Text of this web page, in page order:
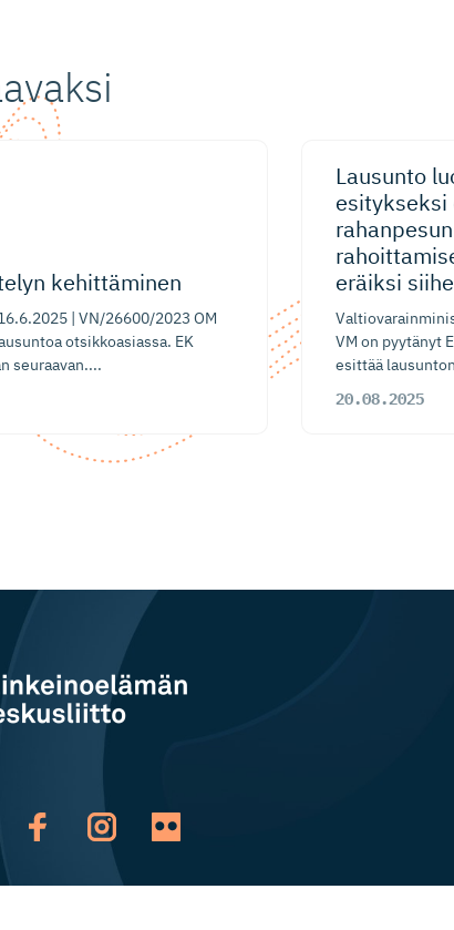
kehittäminen
| VN/26600/2023 OM
otsikkoasiassa. EK
seuraavan....
Lausunto
esitykseksi
eräiksi
VM on pyytänyt
esittää
20.08.2025